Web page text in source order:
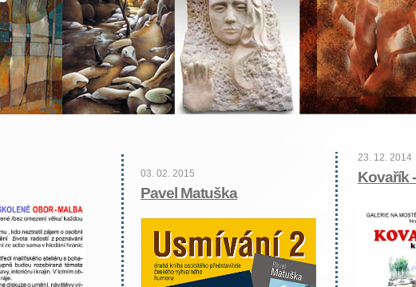
23. 12. 2014
Kovařík
03. 02. 2015
Pavel Matuška